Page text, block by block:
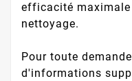
efficacité
nettoyage.
Pour toute
d'informations